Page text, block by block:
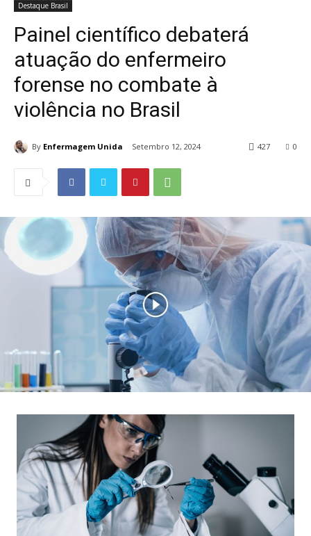
Destaque Brasil
Painel científico debaterá
atuação do enfermeiro
forense no combate à
violência no Brasil
By Enfermagem Unida Setembro 12, 2024 0
427